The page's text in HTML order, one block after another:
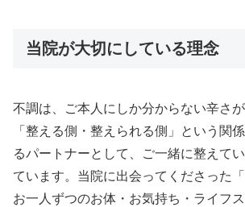
当院が大切にしている理念
不調は、ご本人にしか分からない辛さ
「整える側・整えられる側」という関
るパートナーとして、ご一緒に整えて
ています。当院に出会ってくださった「
お一人ずつのお体・お気持ち・ライフ